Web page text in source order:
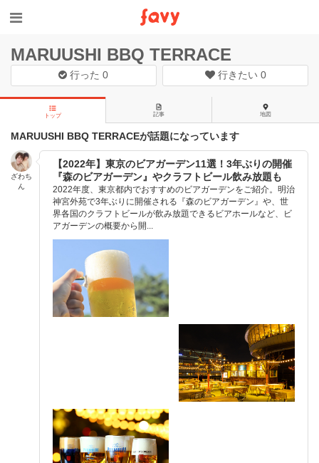
MARUUSHI BBQ TERRACE
行った0 行きたい 0
トップ 記事 地図
MARUUSHI BBQ TERRACEが話題になっています
ざわち
ん
【2022年】東京のビアガーデン11選！3年ぶりの開催
『森のビアガーデン』やクラフトビール飲み放題も
2022年度、東京都内でおすすめのビアガーデンをご紹介。明治
神宮外苑で3年ぶりに開催される『森のビアガーデン』や、世
界各国のクラフトビールが飲み放題できるビアホールなど、ビ
アガーデンの概要から開...